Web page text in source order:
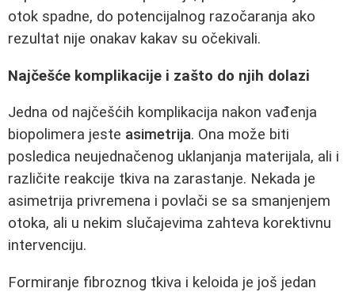
otok spadne, do potencijalnog razočaranja ako
rezultat nije onakav kakav su očekivali.
Najčešće komplikacije i zašto do njih dolazi
Jedna od najčešćih komplikacija nakon vađenja
biopolimera jeste asimetrija. Ona može biti
posledica neujednačenog uklanjanja materijala, ali i
različite reakcije tkiva na zarastanje. Nekada je
asimetrija privremena i povlači se sa smanjenjem
otoka, ali u nekim slučajevima zahteva korektivnu
intervenciju.
Formiranje fibroznog tkiva i keloida je još jedan